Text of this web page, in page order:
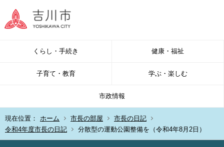
くらし・手続き 健康・福祉
子育て・教育 学ぶ・楽しむ
市政情報
現在位置： ホーム 市長の部屋
市長の日記
令和4年度市長の日記
分散型の運動公園整備を（令和4年8月2日）